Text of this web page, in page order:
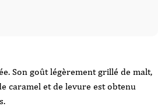
Son goût légèrement grillé de malt,
caramel et de levure est obtenu